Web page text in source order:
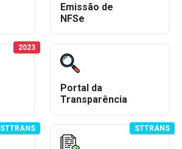
Emissão de
NFSe
2023
Portal da
Transparência
STTRANS STTRANS